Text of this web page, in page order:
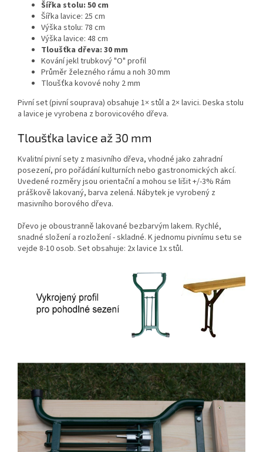
Šířka stolu: 50 cm
Šířka lavice: 25 cm
Výška stolu: 78 cm
Výška lavice: 48 cm
Tloušťka dřeva: 30 mm
Kování jekl trubkový "O" profil
Průměr železného rámu a noh 30 mm
Tloušťka kovové nohy 2 mm
Pivní set (pivní souprava) obsahuje 1× stůl a 2× lavici. Deska stolu
a lavice je vyrobena z borovicového dřeva.
Tloušťka lavice až 30 mm
Kvalitní pivní sety z masivního dřeva, vhodné jako zahradní
posezení, pro pořádání kulturních nebo gastronomických akcí.
Uvedené rozměry jsou orientační a mohou se lišit +/-3% Rám
práškově lakovaný, barva zelená. Nábytek je vyrobený z
masivního borového dřeva.
Dřevo je oboustranně lakované bezbarvým lakem. Rychlé,
snadné složení a rozložení - skladné. K jednomu pivnímu setu se
vejde 8-10 osob. Set obsahuje: 2x lavice 1x stůl.